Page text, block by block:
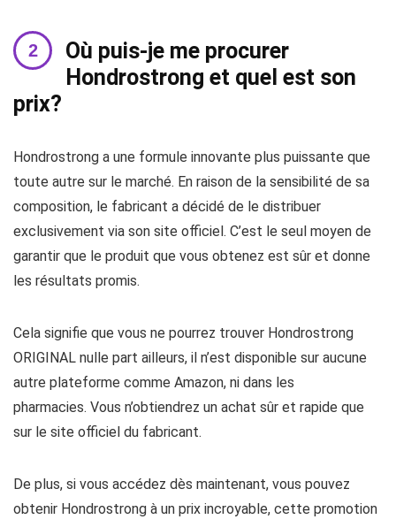
Où puis-je me procurer
Hondrostrong et quel est son
prix?
Hondrostrong a une formule innovante plus puissante que
toute autre sur le marché. En raison de la sensibilité de sa
composition, le fabricant a décidé de le distribuer
exclusivement via son site officiel. C’est le seul moyen de
garantir que le produit que vous obtenez est sûr et donne
les résultats promis.
Cela signifie que vous ne pourrez trouver Hondrostrong
ORIGINAL nulle part ailleurs, il n’est disponible sur aucune
autre plateforme comme Amazon, ni dans les
pharmacies. Vous n’obtiendrez un achat sûr et rapide que
sur le site officiel du fabricant.
De plus, si vous accédez dès maintenant, vous pouvez
obtenir Hondrostrong à un prix incroyable, cette promotion